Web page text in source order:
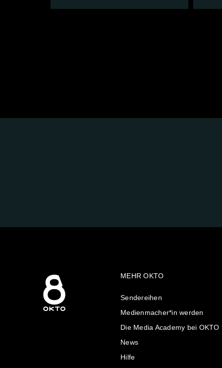
MEHR OKTO
Sendereihen
Medienmacher*in werden
Die Media Academy bei OKTO
News
Hilfe